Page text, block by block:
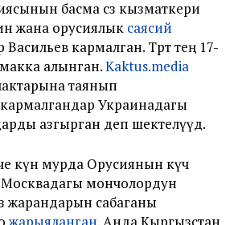
басма сөз кызматкери
жана орусиялык саясий
кармалган. Төртөө тең 17-
алынган.Kaktus.media
таянып
Украинадагы
азгырган деп шектелүүдө.
күн мурда Орусиянын күч
мончолордун
жарандарын сабаганы